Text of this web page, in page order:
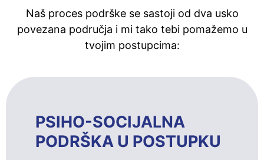
Naš proces podrške se sastoji od dva usko
povezana područja i mi tako tebi pomažemo u
tvojim postupcima:
PSIHO-SOCIJALNA
PODRŠKA U POSTUPKU